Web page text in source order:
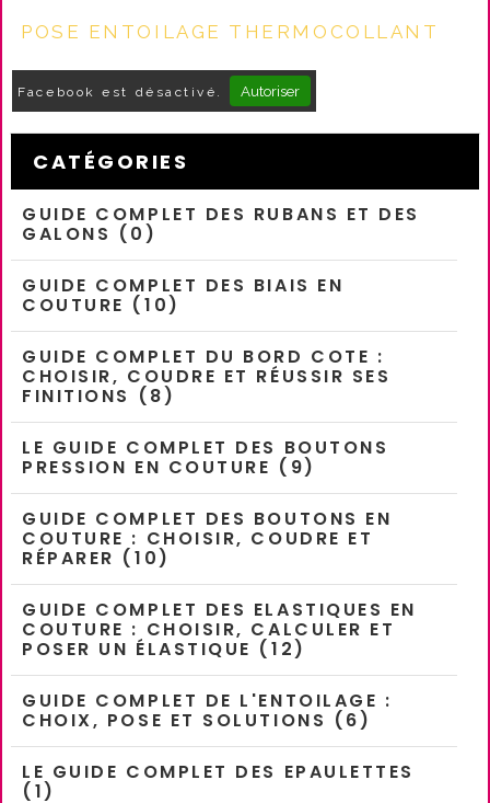
POSE ENTOILAGE THERMOCOLLANT
Facebook est désactivé. Autoriser
CATÉGORIES
GUIDE COMPLET DES RUBANS ET DES
GALONS (0)
GUIDE COMPLET DES BIAIS EN
COUTURE (10)
GUIDE COMPLET DU BORD COTE :
CHOISIR, COUDRE ET RÉUSSIR SES
FINITIONS (8)
LE GUIDE COMPLET DES BOUTONS
PRESSION EN COUTURE (9)
GUIDE COMPLET DES BOUTONS EN
COUTURE : CHOISIR, COUDRE ET
RÉPARER (10)
GUIDE COMPLET DES ELASTIQUES EN
COUTURE : CHOISIR, CALCULER ET
POSER UN ÉLASTIQUE (12)
GUIDE COMPLET DE L'ENTOILAGE :
CHOIX, POSE ET SOLUTIONS (6)
LE GUIDE COMPLET DES EPAULETTES
(1)